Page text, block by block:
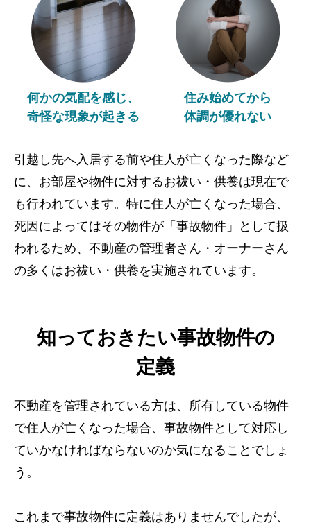
何かの気配を感じ、
奇怪な現象が起きる
住み始めてから
体調が優れない
引越し先へ入居する前や住人が亡くなった際など
に、お部屋や物件に対するお祓い・供養は現在で
も行われています。特に住人が亡くなった場合、
死因によってはその物件が「事故物件」として扱
われるため、不動産の管理者さん・オーナーさん
の多くはお祓い・供養を実施されています。
知っておきたい事故物件の
定義
不動産を管理されている方は、所有している物件
で住人が亡くなった場合、事故物件として対応し
ていかなければならないのか気になることでしょ
う。
これまで事故物件に定義はありませんでしたが、